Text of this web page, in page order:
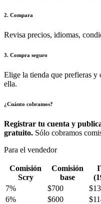
2. Compara
Revisa precios, idiomas,
3. Compra seguro
Elige la tienda que prefieras y
ella.
¿Cuánto cobramos?
Registrar tu cuenta y
gratuito. Sólo cobramos
Para el vendedor
Comisión
Scry
Comisión
base
7%
$700
6%
$600